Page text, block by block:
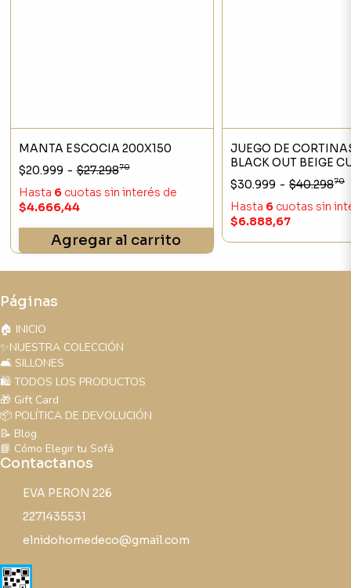
MANTA ESCOCIA 200X150
$20.999 - $27.29870
Hasta 6cuotas sin interés de
$4.666,44
Agregar al carrito
JUEGO DE
BLACK OUT BEIGE
$30.999 - $40.29870
Hasta 6 cuotas sin
$6.888,67
Páginas
🏠 INICIO
✨NUESTRA COLECCIÓN
🛋️ SILLONES
🛍️ TODOS LOS PRODUCTOS
🎁 Gift Card
📦 POLÍTICA DE DEVOLUCIÓN
📝 Blog
📘 Cómo Elegir tu Sofá
Contactanos
EVA PERON 226
2271435531
elnidohomedeco@gmail.com